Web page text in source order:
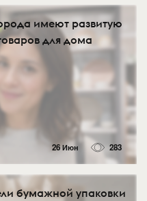
имеют развитую
для дома
26 Июн 283
бумажной упаковки